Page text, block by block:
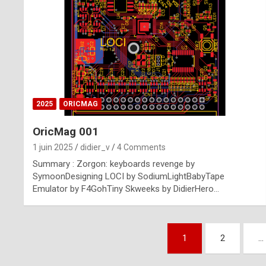
2025 ORICMAG
OricMag 001
1 juin 2025 didier_v 4 Comments
Summary : Zorgon: keyboards revenge by
SymoonDesigning LOCI by SodiumLightBabyTape
Emulator by F4GohTiny Skweeks by DidierHero…
1 2 …